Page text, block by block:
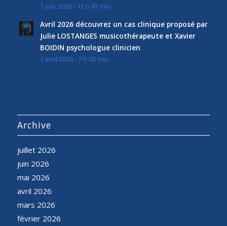
1 juin 2026 - 12 h 45 min
Avril 2026 découvrez un cas clinique proposé par
Julie LOSTANGES musicothérapeute et Xavier
BOIDIN psychologue clinicien
1 avril 2026 - 7 h 00 min
Archive
juillet 2026
juin 2026
mai 2026
avril 2026
mars 2026
février 2026